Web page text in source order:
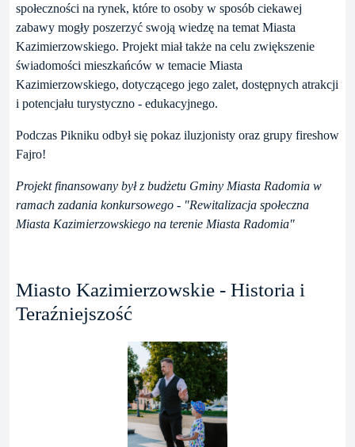
społeczności na rynek, które to osoby w sposób ciekawej
zabawy mogły poszerzyć swoją wiedzę na temat Miasta
Kazimierzowskiego. Projekt miał także na celu zwiększenie
świadomości mieszkańców w temacie Miasta
Kazimierzowskiego, dotyczącego jego zalet, dostępnych atrakcji
i potencjału turystyczno - edukacyjnego.
Podczas Pikniku odbył się pokaz iluzjonisty oraz grupy fireshow
Fajro!
Projekt finansowany był z budżetu Gminy Miasta Radomia w
ramach zadania konkursowego - "Rewitalizacja społeczna
Miasta Kazimierzowskiego na terenie Miasta Radomia"
Miasto Kazimierzowskie - Historia i
Teraźniejszość